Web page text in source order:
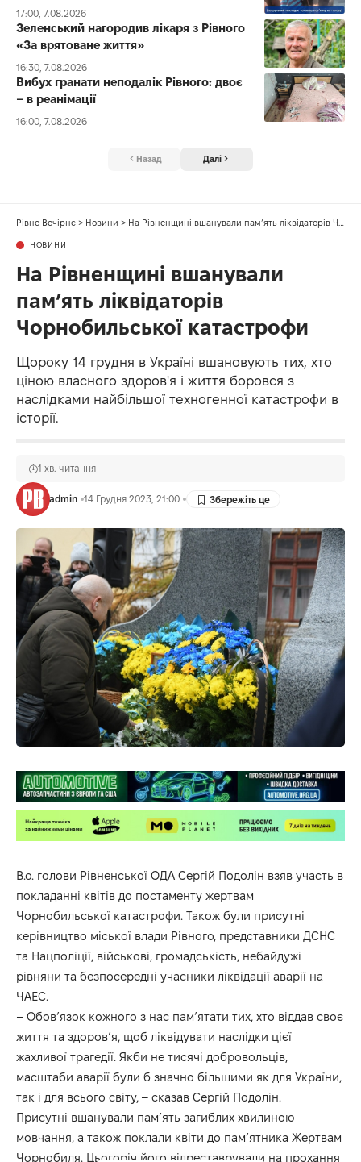
17:00, 7.08.2026
Зеленський нагородив лікаря з Рівного
«За врятоване життя»
16:30, 7.08.2026
Вибух гранати неподалік Рівного: двоє
– в реанімації
16:00, 7.08.2026
Назад Далі
Рівне Вечірнє > Новини > На Рівненщині вшанували пам’ять ліквідаторів Чорнобильської катастрофи
НОВИНИ
На Рівненщині вшанували
пам’ять ліквідаторів
Чорнобильської катастрофи
Щороку 14 грудня в Україні вшановують тих, хто
ціною власного здоров'я і життя боровся з
наслідками найбільшої техногенної катастрофи в
історії.
admin 14 Грудня 2023, 21:00
1 хв. читання
В.о. голови Рівненської ОДА Сергій Подолін взяв участь в
покладанні квітів до постаменту жертвам
Чорнобильської катастрофи. Також були присутні
керівництво міської влади Рівного, представники ДСНС
та Нацполіції, військові, громадськість, небайдужі
рівняни та безпосередні учасники ліквідації аварії на
ЧАЕС.
– Обов’язок кожного з нас пам’ятати тих, хто віддав своє
життя та здоров’я, щоб ліквідувати наслідки цієї
жахливої трагедії. Якби не тисячі добровольців,
масштаби аварії були б значно більшими як для України,
так і для всього світу, – сказав Сергій Подолін.
Присутні вшанували пам’ять загиблих хвилиною
мовчання, а також поклали квіти до пам’ятника Жертвам
Чорнобиля. Цьогоріч його відреставрували на прохання